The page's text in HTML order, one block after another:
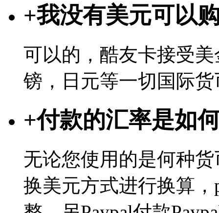
+我没有美元可以
可以的，酷友卡接受
镑，日元等一切国际
+付款的汇率是如
无论您使用的是何种
换美元方式进行换算